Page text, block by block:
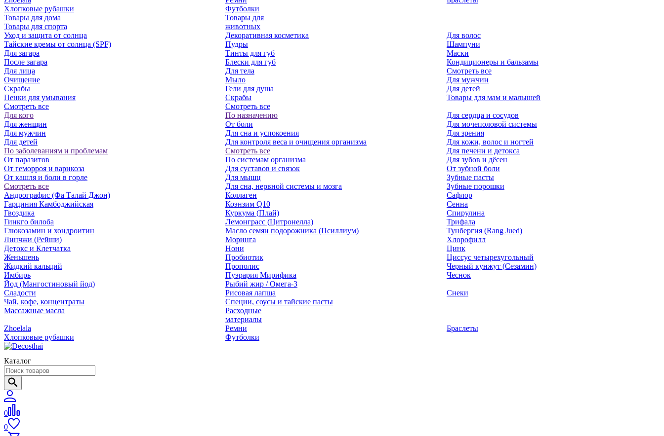
Хлопковые рубашки
Футболки
Товары для дома
Товары для спорта
Товары для
животных
Уход и защита от солнца
Тайские кремы от солнца (SPF)
Для загара
После загара
Для лица
Очищение
Скрабы
Пенки для умывания
Смотреть все
Декоративная косметика
Пудры
Тинты для губ
Блески для губ
Для тела
Мыло
Гели для душа
Скрабы
Смотреть все
Для волос
Шампуни
Маски
Кондиционеры и бальзамы
Смотреть все
Для мужчин
Для детей
Товары для мам и малышей
Для кого
Для женщин
Для мужчин
Для детей
По заболеваниям и проблемам
От паразитов
Oт геморроя и варикоза
От кашля и боли в горле
Смотреть все
По назначению
От боли
Для сна и успокоения
Для контроля веса и очищения организма
Смотреть все
По системам организма
Для суставов и связок
Для мышц
Для сна, нервной системы и мозга
Для сердца и сосудов
Для мочеполовой системы
Для зрения
Для кожи, волос и ногтей
Для печени и детокса
Для зубов и дёсен
От зубной боли
Зубные пасты
Зубные порошки
Андрографис (Фа Талай Джон)
Гарциния Камбоджийская
Гвоздика
Гинкго билоба
Глюкозамин и хондроитин
Линчжи (Рейши)
Детокс и Клетчатка
Женьшень
Жидкий кальций
Имбирь
Йод (Мангостиновый йод)
Коллаген
Коэнзим Q10
Куркума (Плай)
Лемонграсс (Цитронелла)
Масло семян подорожника (Псиллиум)
Моринга
Нони
Пробиотик
Прополис
Пуэрария Мирифика
Рыбий жир / Омега-3
Сафлор
Сенна
Спирулина
Трифала
Тунбергия (Rang Jued)
Хлорофилл
Цинк
Циссус четырехугольный
Черный кунжут (Сезамин)
Чеснок
Сладости
Чай, кофе, концентраты
Рисовая лапша
Специи, соусы и тайские пасты
Снеки
Массажные масла
Расходные
материалы
Zhoelala
Хлопковые рубашки
Ремни
Футболки
Браслеты
Каталог
0
0